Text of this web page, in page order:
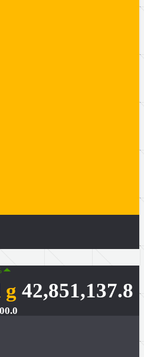
g 42,851,137.8